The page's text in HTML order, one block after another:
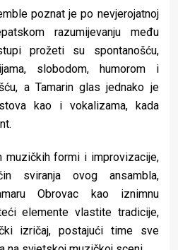
poznat je po nevjerojatnoj
razumijevanju među
prožeti su spontanošću,
slobodom, humorom i
a Tamarin glas jednako je
kao i vokalizama, kada
muzičkih formi i improvizacije,
sviranja ovog ansambla,
Obrovac kao iznimnu
elemente vlastite tradicije,
izričaj, postajući time sve